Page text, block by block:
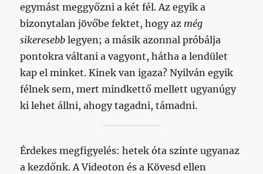
egymást meggyőzni a két fél. Az egyik a
bizonytalan jövőbe fektet, hogy az még
sikeresebb legyen; a másik azonnal próbálja
pontokra váltani a vagyont, hátha a lendület
kap el minket. Kinek van igaza? Nyilván egyik
félnek sem, mert mindkettő mellett ugyanúgy
ki lehet állni, ahogy tagadni, támadni.
Érdekes megfigyelés: hetek óta szinte ugyanaz
a kezdőnk. A Videoton és a Kövesd ellen